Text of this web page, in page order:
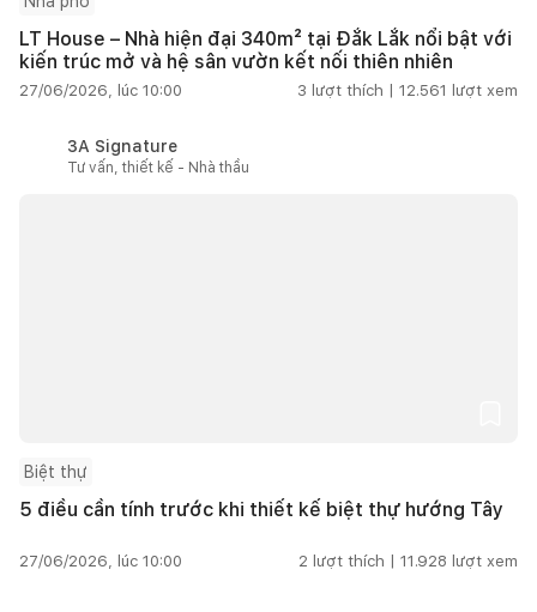
LT House – Nhà hiện đại 340m² tại Đắk Lắk nổi bật với
kiến trúc mở và hệ sân vườn kết nối thiên nhiên
27/06/2026, lúc 10:00 3 lượt thích | 12.561 lượt xem
3A Signature
Tư vấn, thiết kế - Nhà thầu
Biệt thự
5 điều cần tính trước khi thiết kế biệt thự hướng Tây
27/06/2026, lúc 10:00 2 lượt thích | 11.928 lượt xem